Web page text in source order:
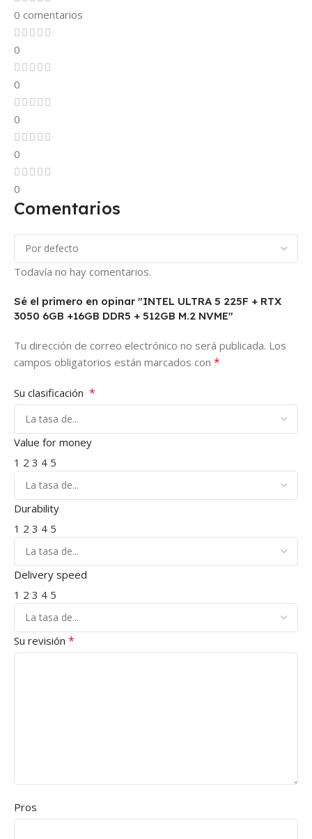
0 comentarios
0
0
0
0
0
Comentarios
Todavía no hay comentarios.
Sé el primero en opinar "INTEL ULTRA 5 225F + RTX
3050 6GB +16GB DDR5 + 512GB M.2 NVME"
Tu dirección de correo electrónico no será publicada. Los
campos obligatorios están marcados con *
Su clasificación *
Value for money
1 2 3 4 5
Durability
1 2 3 4 5
Delivery speed
1 2 3 4 5
Su revisión *
Pros